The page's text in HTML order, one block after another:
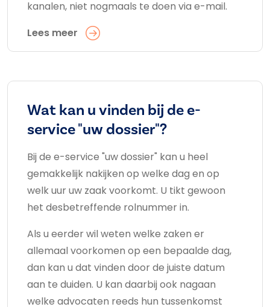
kanalen, niet nogmaals te doen via e-mail.
Lees meer
Wat kan u vinden bij de e-
service "uw dossier"?
Bij de e-service "uw dossier" kan u heel
gemakkelijk nakijken op welke dag en op
welk uur uw zaak voorkomt. U tikt gewoon
het desbetreffende rolnummer in.
Als u eerder wil weten welke zaken er
allemaal voorkomen op een bepaalde dag,
dan kan u dat vinden door de juiste datum
aan te duiden. U kan daarbij ook nagaan
welke advocaten reeds hun tussenkomst